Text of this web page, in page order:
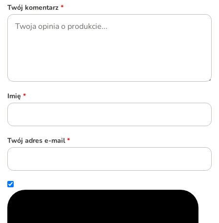
Twój komentarz *
Imię *
Twój adres e-mail *